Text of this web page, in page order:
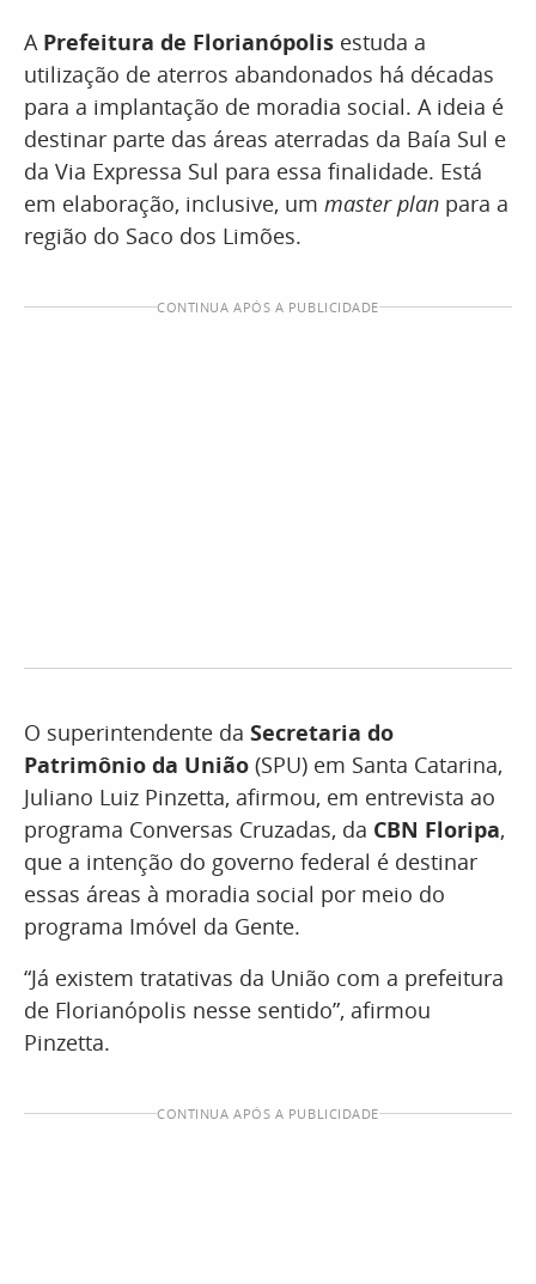
A Prefeitura de Florianópolis estuda a
utilização de aterros abandonados há décadas
para a implantação de moradia social. A ideia é
destinar parte das áreas aterradas da Baía Sul e
da Via Expressa Sul para essa finalidade. Está
em elaboração, inclusive, um master plan para a
região do Saco dos Limões.
CONTINUA APÓS A PUBLICIDADE
O superintendente da Secretaria do
Patrimônio da União (SPU) em Santa Catarina,
Juliano Luiz Pinzetta, afirmou, em entrevista ao
programa Conversas Cruzadas, da CBN Floripa,
que a intenção do governo federal é destinar
essas áreas à moradia social por meio do
programa Imóvel da Gente.
“Já existem tratativas da União com a prefeitura
de Florianópolis nesse sentido”, afirmou
Pinzetta.
CONTINUA APÓS A PUBLICIDADE